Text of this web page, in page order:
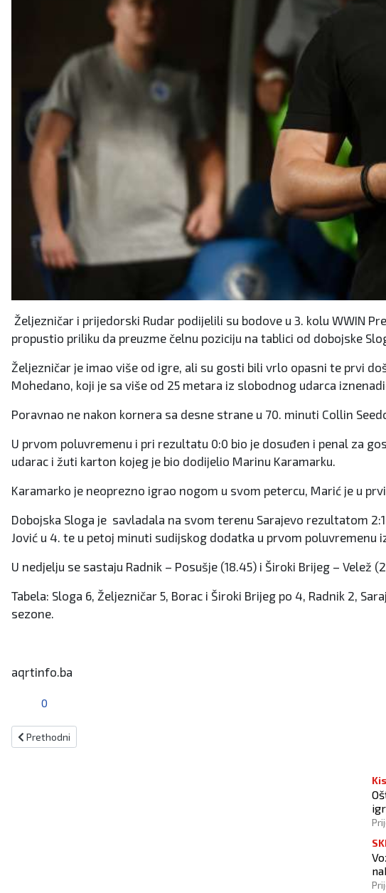
Željezničar i prijedorski Rudar podijelili su bodove u 3. kolu WWIN
propustio priliku da preuzme čelnu poziciju na tablici od dobojske
Željezničar je imao više od igre, ali su gosti bili vrlo opasni te prvi
Mohedano, koji je sa više od 25 metara iz slobodnog udarca
Poravnao ne nakon kornera sa desne strane u 70. minuti Collin
U prvom poluvremenu i pri rezultatu 0:0 bio je dosuđen i penal za
udarac i žuti karton kojeg je bio dodijelio Marinu Karamarku.
Karamarko je neoprezno igrao nogom u svom petercu, Marić je u
Dobojska Sloga je savladala na svom terenu Sarajevo rezultatom
Jović u 4. te u petoj minuti sudijskog dodatka u prvom poluvremenu
U nedjelju se sastaju Radnik – Posušje (18.45) i Široki Brijeg – Velež
Tabela: Sloga 6, Željezničar 5, Borac i Široki Brijeg po 4, Radnik 2,
sezone.
aqrtinfo.ba
0
Prethodni članak: Tuka bio peti u trci na 800 metara u poljskom Olsztynu
Prethodni